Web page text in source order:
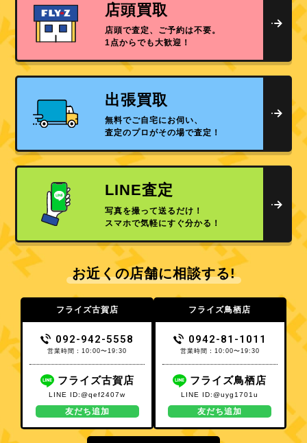
店頭買取
店頭で査定、ご予約は不要。
1点からでも大歓迎！
出張買取
無料でご自宅にお伺い、
査定のプロがその場で査定！
LINE査定
写真を撮って送るだけ！
スマホで気軽にすぐ分かる！
お近くの店舗に相談する!
フライズ古賀店
092-942-5558
営業時間：10:00〜19:30
フライズ古賀店
LINE ID:@qef2407w
友だち追加
フライズ鳥栖店
0942-81-1011
営業時間：10:00〜19:30
フライズ鳥栖店
LINE ID:@uyg1701u
友だち追加